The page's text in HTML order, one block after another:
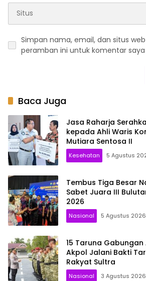
Simpan nama, email, dan situs
peramban ini untuk komentar
Baca Juga
Jasa Raharja
kepada Ahli Waris
Mutiara Sentosa II
Kesehatan 5 Agustus
Tembus Tiga Besar
Sabet Juara III
2026
Nasional 5 Agustus 2026
15 Taruna Gabungan
Akpol Jalani Bakti
Rakyat Sultra
Nasional 3 Agustus 2026